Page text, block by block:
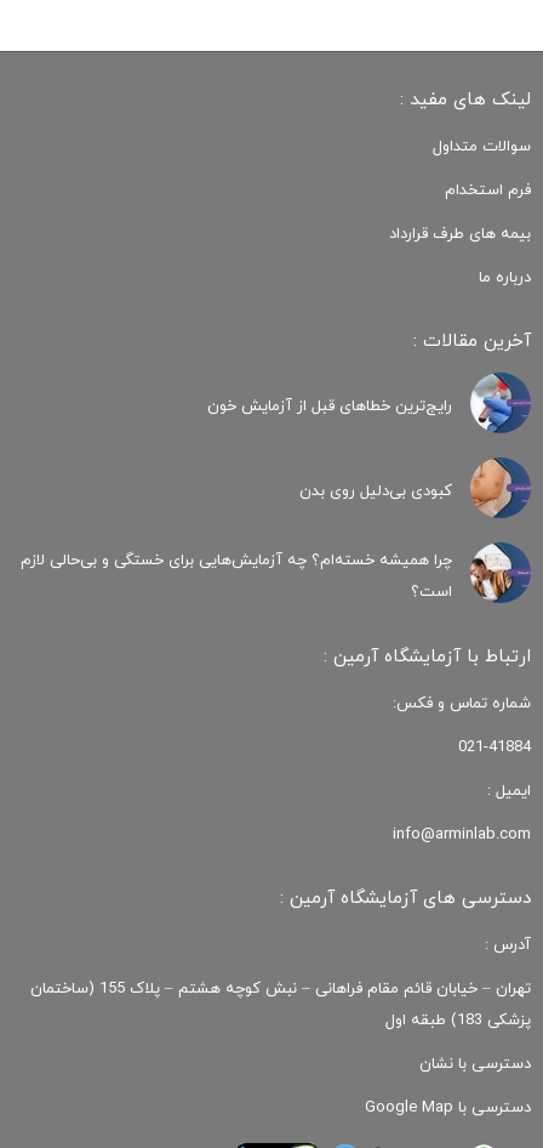
لینک های مفید :
سوالات متداول
فرم استخدام
بیمه های طرف قرارداد
درباره ما
آخرین مقالات :
رایج‌ترین خطاهای قبل از آزمایش خون
کبودی‌ بی‌دلیل روی بدن
چرا همیشه خسته‌ام؟ چه آزمایش‌هایی برای خستگی و بی‌حالی لازم
است؟
ارتباط با آزمایشگاه آرمین :
شماره تماس و فکس:
021-41884
ایمیل :
info@arminlab.com
دسترسی های آزمایشگاه آرمین :
آدرس :
تهران – خیابان قائم مقام فراهانی – نبش کوچه هشتم – پلاک 155 (ساختمان
پزشکی 183) طبقه اول
دسترسی با نشان
دسترسی با Google Map